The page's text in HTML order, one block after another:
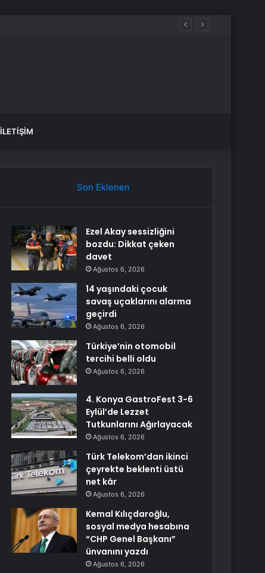
İLETIŞIM
Son Eklenen
Ezel Akay sessizliğini
bozdu: Dikkat çeken
davet
Ağustos 6, 2026
14 yaşındaki çocuk
savaş uçaklarını alarma
geçirdi
Ağustos 6, 2026
Türkiye’nin otomobil
tercihi belli oldu
Ağustos 6, 2026
4. Konya GastroFest 3-6
Eylül’de Lezzet
Tutkunlarını Ağırlayacak
Ağustos 6, 2026
Türk Telekom’dan ikinci
çeyrekte beklenti üstü
net kâr
Ağustos 6, 2026
Kemal Kılıçdaroğlu,
sosyal medya hesabına
“CHP Genel Başkanı”
ünvanını yazdı
Ağustos 6, 2026